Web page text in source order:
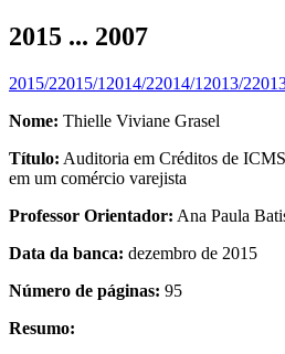
2015 ... 2007
2015/22015/1 2014/22014/1 2013/2
Nome: Thielle Viviane Grasel
Título: Auditoria em Créditos de
em um comércio varejista
Professor Orientador: Ana Paula
Data da banca: dezembro de 2015
Número de páginas: 95
Resumo: